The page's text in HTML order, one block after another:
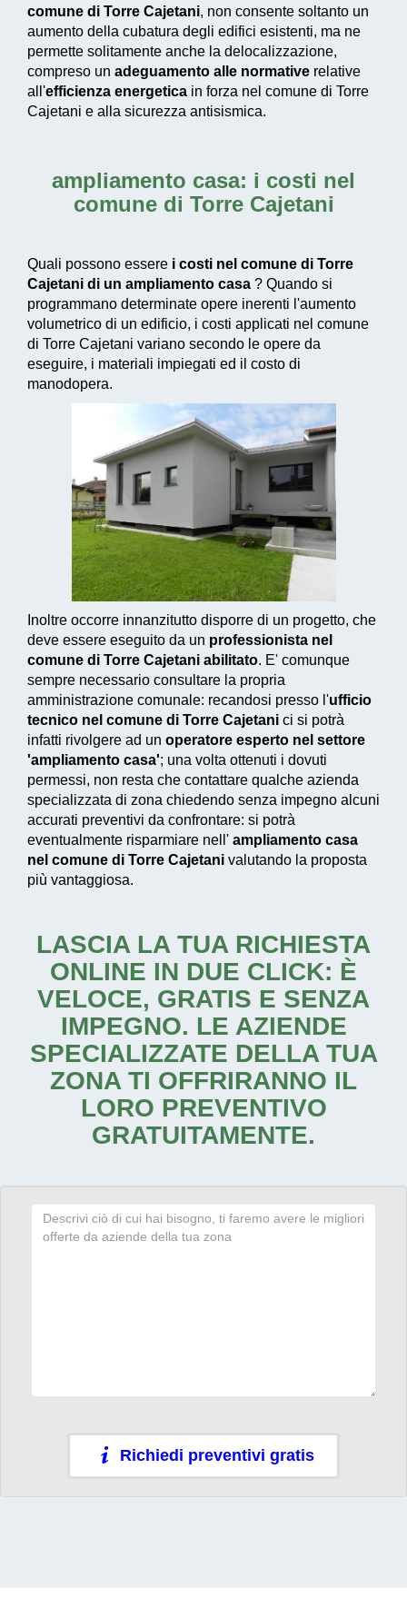
comune di Torre Cajetani, non consente soltanto un
aumento della cubatura degli edifici esistenti, ma ne
permette solitamente anche la delocalizzazione,
compreso un adeguamento alle normative relative
all'efficienza energetica in forza nel comune di Torre
Cajetani e alla sicurezza antisismica.
ampliamento casa: i costi nel
comune di Torre Cajetani
Quali possono essere i costi nel comune di Torre
Cajetani di un ampliamento casa ? Quando si
programmano determinate opere inerenti l'aumento
volumetrico di un edificio, i costi applicati nel comune
di Torre Cajetani variano secondo le opere da
eseguire, i materiali impiegati ed il costo di
manodopera.
Inoltre occorre innanzitutto disporre di un progetto, che
deve essere eseguito da un professionista nel
comune di Torre Cajetani abilitato. E' comunque
sempre necessario consultare la propria
amministrazione comunale: recandosi presso l'ufficio
tecnico nel comune di Torre Cajetani ci si potrà
infatti rivolgere ad un operatore esperto nel settore
'ampliamento casa'; una volta ottenuti i dovuti
permessi, non resta che contattare qualche azienda
specializzata di zona chiedendo senza impegno alcuni
accurati preventivi da confrontare: si potrà
eventualmente risparmiare nell' ampliamento casa
nel comune di Torre Cajetani valutando la proposta
più vantaggiosa.
LASCIA LA TUA RICHIESTA
ONLINE IN DUE CLICK: È
VELOCE, GRATIS E SENZA
IMPEGNO. LE AZIENDE
SPECIALIZZATE DELLA TUA
ZONA TI OFFRIRANNO IL
LORO PREVENTIVO
GRATUITAMENTE.
Richiedi preventivi gratis